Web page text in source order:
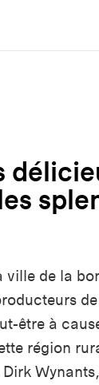
ville de la
être à
région